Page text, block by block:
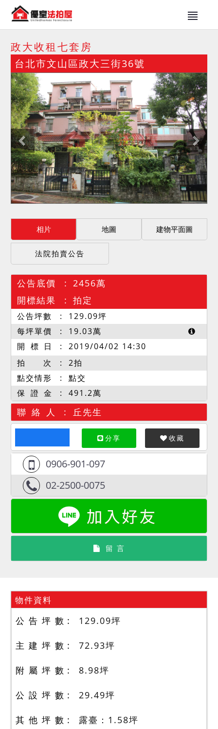
政大收租七套房
台北市文山區政大三街36號
相片 地圖 建物平面圖
法院拍賣公告
公告底價
2456萬
開標結果
拍定
公告坪數 129.09坪
每坪單價
19.03萬
開 標 日
2019/04/02 14:30
拍 次
2拍
點交情形
點交
保 證 金
491.2萬
聯 絡 人 丘先生
分享 收藏
0906-901-097
02-2500-0075
留 言
物件資料
公 告 坪 數 129.09坪
主 建 坪 數 72.93坪
附 屬 坪 數 8.98坪
公 設 坪 數 29.49坪
其 他 坪 數 露臺：1.58坪